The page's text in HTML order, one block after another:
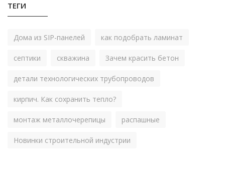
ТЕГИ
Дома из SIP-панелей как подобрать ламинат
септики скважина Зачем красить бетон
детали технологических трубопроводов
кирпич. Как сохранить тепло?
монтаж металлочерепицы распашные
Новинки строительной индустрии